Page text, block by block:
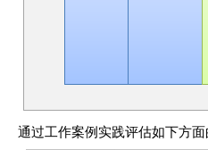
通过工作案例实践评估如下方面